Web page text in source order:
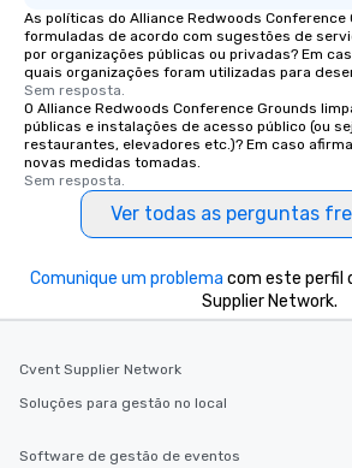
As políticas do Alliance Redwoods Conference
formuladas de acordo com sugestões de
por organizações públicas ou privadas? Em
quais organizações foram utilizadas para
Sem resposta.
O Alliance Redwoods Conference Grounds
públicas e instalações de acesso público (ou
restaurantes, elevadores etc.)? Em caso
novas medidas tomadas.
Sem resposta.
Ver todas as perguntas
Comunique um problema com este perfil
Supplier Network.
Cvent Supplier Network
Soluções para gestão no local
Software de gestão de eventos